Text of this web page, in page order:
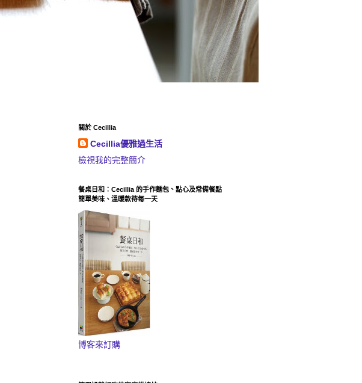
關於 Cecillia
Cecillia優雅過生活
檢視我的完整簡介
餐桌日和：Cecillia 的手作麵包、點心及常備餐點
簡單美味、溫暖款待每一天
博客來訂購